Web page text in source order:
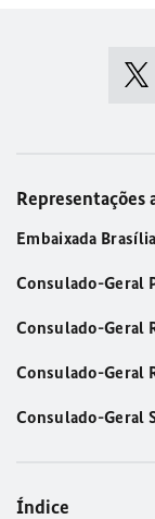
Representações
Embaixada Brasília
Consulado-Geral
Consulado-Geral
Consulado-Geral
Consulado-Geral
Índice